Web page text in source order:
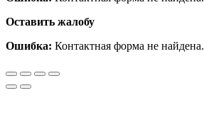
Оставить жалобу
Ошибка: Контактная форма не найдена.